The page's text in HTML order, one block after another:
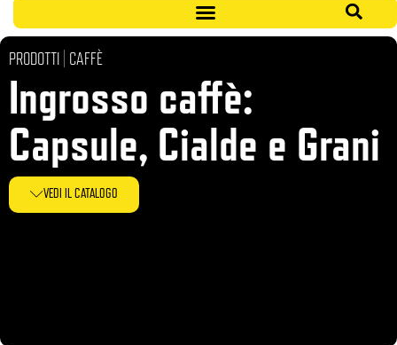
PRODOTTI | CAFFÈ
Ingrosso caffè:
Capsule, Cialde e Grani
VEDI IL CATALOGO